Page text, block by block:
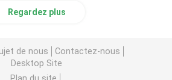
Regardez plus
de nous
Contactez-nous
Desktop Site
Plan du site